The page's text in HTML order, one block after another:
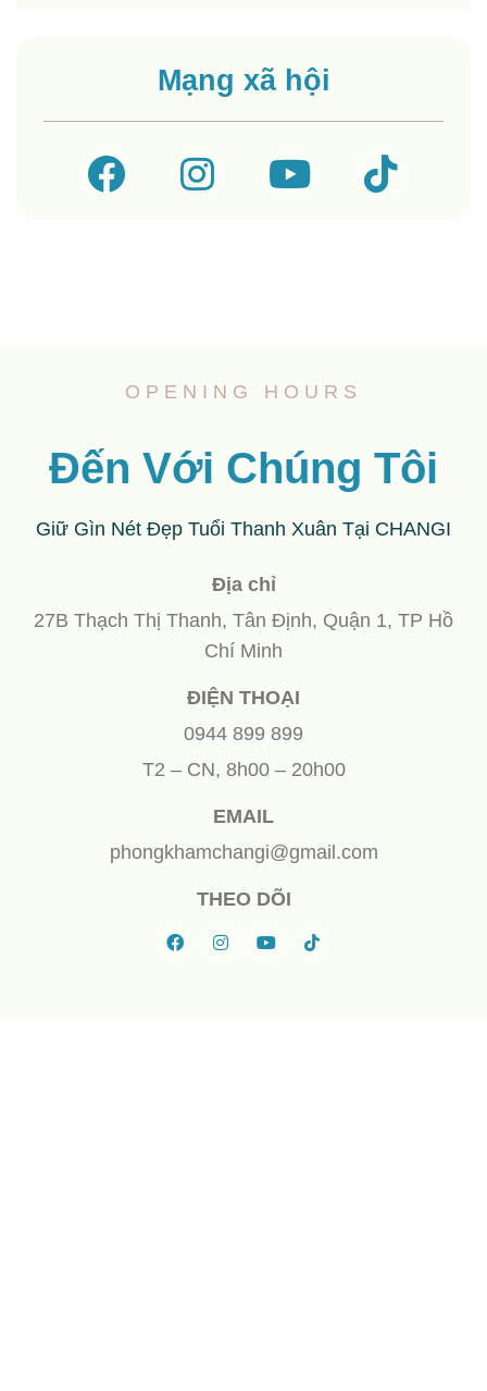
Mạng xã hội
OPENING HOURS
Đến Với Chúng Tôi
Giữ Gìn Nét Đẹp Tuổi Thanh Xuân Tại CHANGI
Địa chỉ
27B Thạch Thị Thanh, Tân Định, Quận 1, TP Hồ
Chí Minh
ĐIỆN THOẠI
0944 899 899
T2 – CN, 8h00 – 20h00
EMAIL
phongkhamchangi@gmail.com
THEO DÕI